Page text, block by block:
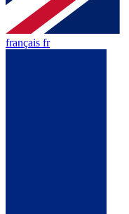
français fr